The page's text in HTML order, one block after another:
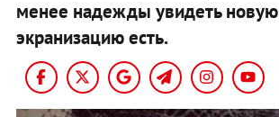
менее надежды увидеть новую
экранизацию есть.